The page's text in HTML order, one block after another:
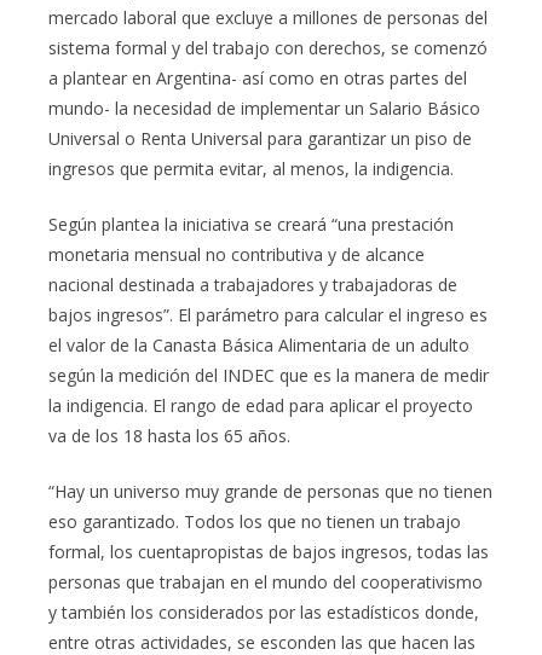
mercado laboral que excluye a millones de personas del
sistema formal y del trabajo con derechos, se comenzó
a plantear en Argentina- así como en otras partes del
mundo- la necesidad de implementar un Salario Básico
Universal o Renta Universal para garantizar un piso de
ingresos que permita evitar, al menos, la indigencia.
Según plantea la iniciativa se creará “una prestación
monetaria mensual no contributiva y de alcance
nacional destinada a trabajadores y trabajadoras de
bajos ingresos”. El parámetro para calcular el ingreso es
el valor de la Canasta Básica Alimentaria de un adulto
según la medición del INDEC que es la manera de medir
la indigencia. El rango de edad para aplicar el proyecto
va de los 18 hasta los 65 años.
“Hay un universo muy grande de personas que no tienen
eso garantizado. Todos los que no tienen un trabajo
formal, los cuentapropistas de bajos ingresos, todas las
personas que trabajan en el mundo del cooperativismo
y también los considerados por las estadísticos donde,
entre otras actividades, se esconden las que hacen las